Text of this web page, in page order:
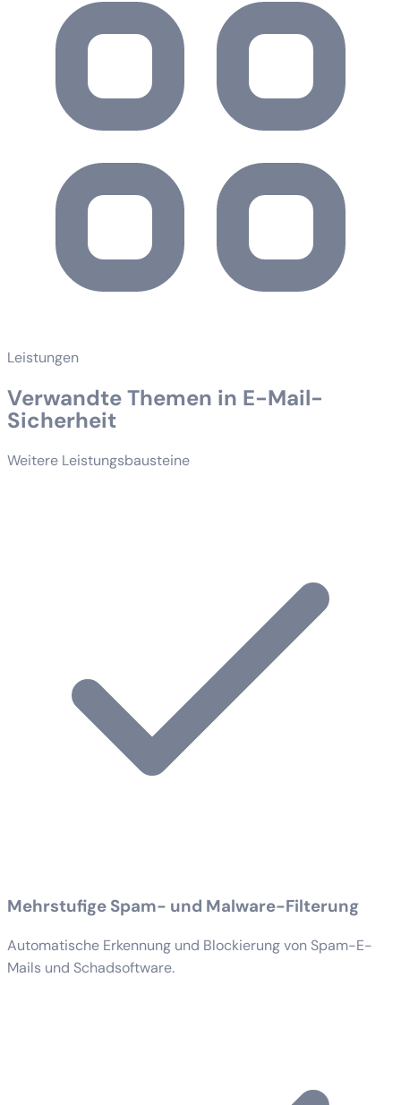
Leistungen
Verwandte Themen in E-Mail-
Sicherheit
Weitere Leistungsbausteine
Mehrstufige Spam- und Malware-Filterung
Automatische Erkennung und Blockierung von Spam-E-
Mails und Schadsoftware.